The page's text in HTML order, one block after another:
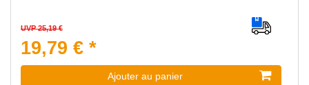
UVP 25,19 €
19,79 € *
Ajouter au panier